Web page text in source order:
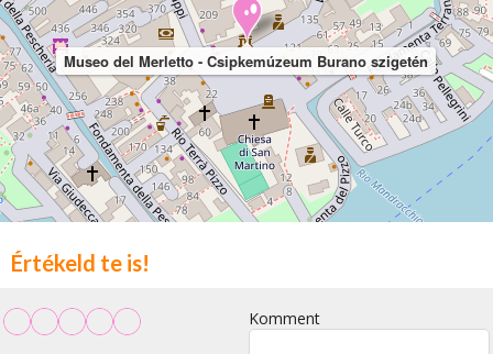
Museo del Merletto - Csipkemúzeum Burano szigetén
Értékeld te is!
Komment